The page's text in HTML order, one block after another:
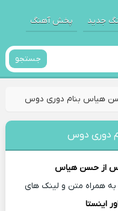
جدید پخش آهنگ
جستجو
هیاس بنام دوری دوس
دوری دوس
از حسن هیاس
همراه متن و لینک های
اینستا